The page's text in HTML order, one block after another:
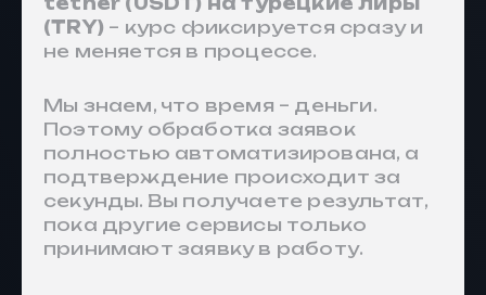
(TRY) – курс фиксируется сразу и
не меняется в процессе.
Мы знаем, что время – деньги.
Поэтому обработка заявок
полностью автоматизирована, а
подтверждение происходит за
секунды. Вы получаете результат,
пока другие сервисы только
принимают заявку в работу.